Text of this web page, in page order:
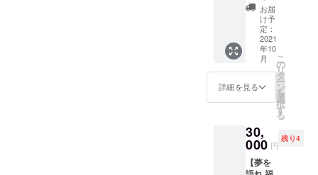
年内6都府県
出店予定。
2030年末ま
でに全世界
に夢を語れ
る場を作る
ため、夢を
特化した
SNSアプリ
『DREAMSP
さい。
※トッピ
ング等
につき
まして
は別途
お願い
しま
ターン
は本人
のみ使
用可能
期間と
なりま
す。 ※
ラーメ
ンのみ
食べ放
りま
す。 ※
増し・
限定
ラーメ
ンにつ
ていた
だきま
す。 ※
夢を語
れ 新潟
でのみ
使用可
能で
利用に
なれま
せん。
※21年
『月７
回以
上』で
ご利用
いただ
くとお
得にな
りま
DREAM
SPARK
の初期
ユー
題】
＆
【DRE
AMSPA
RKの原
野を開
拓する
年間
ラーメ
ンが食
べ放題
お届
け予
定：
2021
年10
月
詳細を見る
こ
の
リ
タ
ー
ン
を
選
択
す
る
30,
000 円
残り4
【夢を